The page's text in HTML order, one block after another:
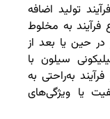
تولید اضافه
به مخلوط
حین یا بعد از
سیلون با
به‌راحتی به
یا ویژگی‌های